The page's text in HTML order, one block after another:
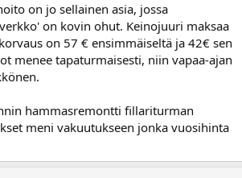
on jo sellainen asia, jossa
on kovin ohut. Keinojuuri maksaa
on 57 € ensimmäiseltä ja 42€ sen
menee tapaturmaisesti, niin vapaa-ajan
hammasremontti fillariturman
meni vakuutukseen jonka vuosihinta